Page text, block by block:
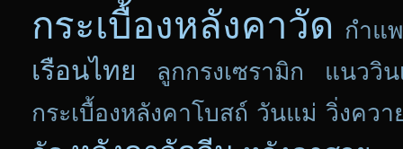
กระเบื้องหลังคาวัด กำแ
เรือนไทย
ลูกกรงเซรามิก แนววิน
กระเบื้องหลังคาโบสถ์ วันแม่ วิ่งควา